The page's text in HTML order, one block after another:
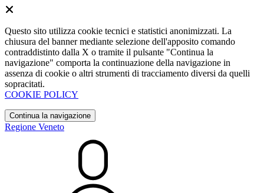
Questo sito utilizza cookie tecnici e statistici anonimizzati. La
chiusura del banner mediante selezione dell'apposito comando
contraddistinto dalla X o tramite il pulsante "Continua la
navigazione" comporta la continuazione della navigazione in
assenza di cookie o altri strumenti di tracciamento diversi da quelli
sopracitati.
COOKIE POLICY
Continua la navigazione
Regione Veneto